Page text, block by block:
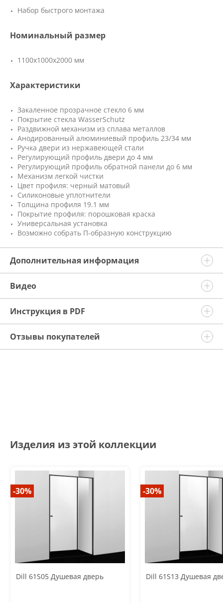
Набор быстрого монтажа
Номинальный размер
1100х1000х2000 мм
Характеристики
Закаленное прозрачное стекло 6 мм
Покрытие стекла WasserSchutz
Раздвижной механизм из сплава металлов
Анодированный алюминиевый профиль 23/34 мм
Ручка двери из нержавеющей стали
Регулирующий профиль двери до 4 мм
Регулирующий профиль обратной панели до 6 мм
Механизм легкой чистки
Цвет профиля: черный матовый
Силиконовые уплотнители
Толщина профиля 19.1 мм
Покрытие профиля: порошковая краска
Универсальная установка
Возможно собрать П-образную конструкцию
Дополнительная информация
Видео
Инструкция в PDF
Отзывы покупателей
Изделия из этой коллекции
-30%
Dill 61S05 Душевая дверь
-30%
Dill 61S13 Душевая